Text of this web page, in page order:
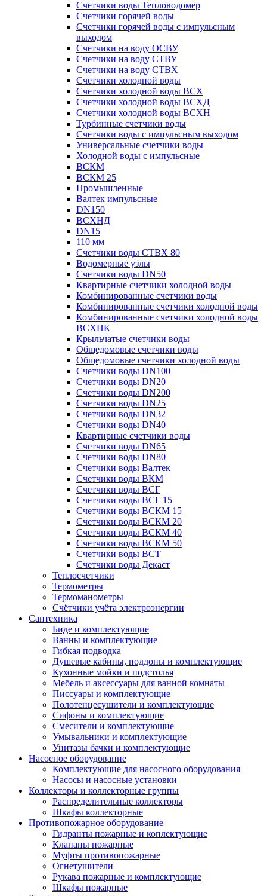
Счетчики воды Тепловодомер
Счетчики горячей воды
Счетчики горячей воды с импульсным
выходом
Счетчики на воду ОСВУ
Счетчики на воду СТВУ
Счетчики на воду СТВХ
Счетчики холодной воды
Счетчики холодной воды ВСХ
Счетчики холодной воды ВСХД
Счетчики холодной воды ВСХН
Турбинные счетчики воды
Счетчики воды с импульсным выходом
Универсальные счетчики воды
Холодной воды с импульсные
ВСКМ
ВСКМ 25
Промышленные
Валтек импульсные
DN150
ВСХНД
DN15
110 мм
Счетчики воды СТВХ 80
Водомерные узлы
Счетчики воды DN50
Квартирные счетчики холодной воды
Комбинированные счетчики воды
Комбинированные счетчики холодной воды
Комбинированные счетчики холодной воды
ВСХНК
Крыльчатые счетчики воды
Общедомовые счетчики воды
Общедомовые счетчики холодной воды
Счетчики воды DN100
Счетчики воды DN20
Счетчики воды DN200
Счетчики воды DN25
Счетчики воды DN32
Счетчики воды DN40
Квартирные счетчики воды
Счетчики воды DN65
Счетчики воды DN80
Счетчики воды Валтек
Счетчики воды ВКМ
Счетчики воды ВСГ
Счетчики воды ВСГ 15
Счетчики воды ВСКМ 15
Счетчики воды ВСКМ 20
Счетчики воды ВСКМ 40
Счетчики воды ВСКМ 50
Счетчики воды ВСТ
Счетчики воды Декаст
Теплосчетчики
Термометры
Термоманометры
Счётчики учёта электроэнергии
Сантехника
Биде и комплектующие
Ванны и комплектующие
Гибкая подводка
Душевые кабины, поддоны и комплектующие
Кухонные мойки и подстолья
Мебель и аксессуары для ванной комнаты
Писсуары и комплектующие
Полотенцесушители и комплектующие
Сифоны и комплектующие
Смесители и комплектующие
Умывальники и комплектующие
Унитазы бачки и комплектующие
Насосное оборудование
Комплектующие для насосного оборудования
Насосы и насосные установки
Коллекторы и коллекторные группы
Распределительные коллекторы
Шкафы коллекторные
Противопожарное оборудование
Гидранты пожарные и коплектующие
Клапаны пожарные
Муфты противопожарные
Огнетушители
Рукава пожарные и комплектующие
Шкафы пожарные